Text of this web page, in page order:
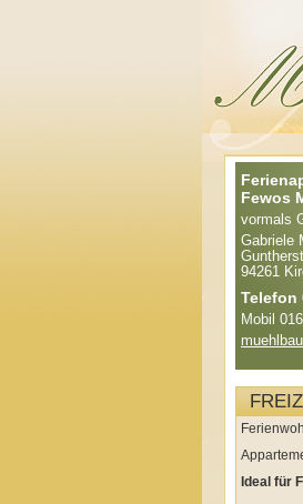
Fewos
vormals
Gabriele
94261
Telefon
Mobil
Ideal für